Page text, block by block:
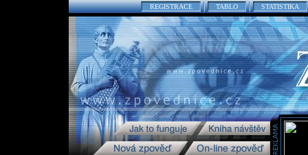
REGISTRACE TABLO STATISTIKA